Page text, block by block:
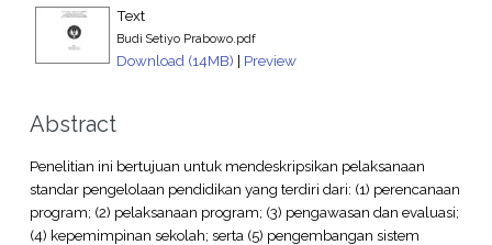
Text
Budi Setiyo Prabowo.pdf
Download (14MB) | Preview
Abstract
Penelitian ini bertujuan untuk mendeskripsikan pelaksanaan
standar pengelolaan pendidikan yang terdiri dari: (1) perencanaan
program; (2) pelaksanaan program; (3) pengawasan dan evaluasi;
(4) kepemimpinan sekolah; serta (5) pengembangan sistem